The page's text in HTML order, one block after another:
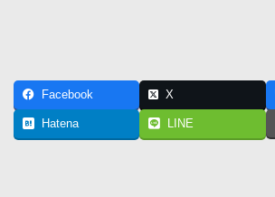
Facebook X
Hatena LINE